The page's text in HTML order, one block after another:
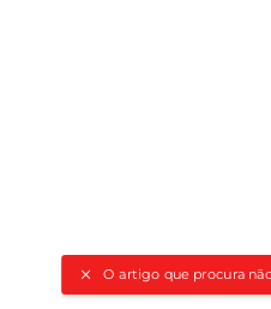
O artigo que procura